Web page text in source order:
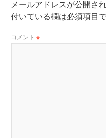
メールアドレスが公開さ
付いている欄は必須項目
コメント※